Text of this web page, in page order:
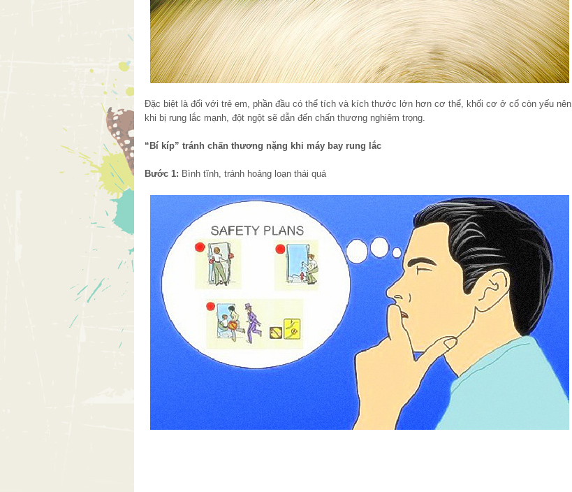
Đặc biệt là đối với trẻ em, phần đầu có thể tích và kích thước lớn hơn cơ thể, khối cơ ở cổ còn yếu nên
khi bị rung lắc mạnh, đột ngột sẽ dẫn đến chấn thương nghiêm trọng.
“Bí kíp” tránh chấn thương nặng khi máy bay rung lắc
Bước 1: Bình tĩnh, tránh hoảng loạn thái quá